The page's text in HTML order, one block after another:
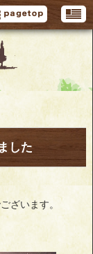
した
ざいます。